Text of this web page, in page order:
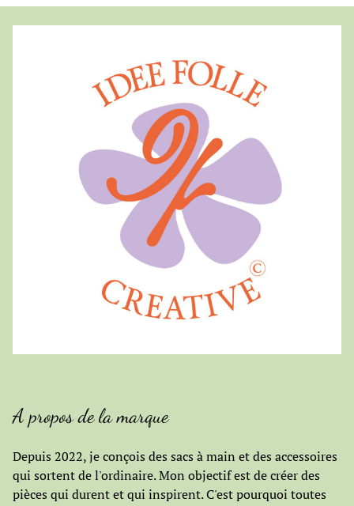
A propos de la marque
Depuis 2022, je conçois des sacs à main et des accessoires
qui sortent de l'ordinaire. Mon objectif est de créer des
pièces qui durent et qui inspirent. C'est pourquoi toutes